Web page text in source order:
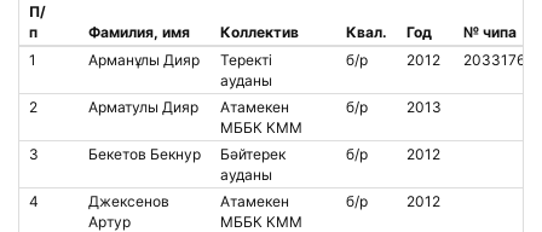
П/
п
Фамилия, имя Коллектив Квал. Год
№ чипа
1
Арманұлы Дияр
Теректі
ауданы
б/р 2012 2033176
2 Арматулы Дияр
Атамекен
МББК КММ
б/р 2013
3 Бекетов Бекнур
Бәйтерек
ауданы
б/р 2012
4
Джексенов
Артур
Атамекен
МББК КММ
б/р 2012